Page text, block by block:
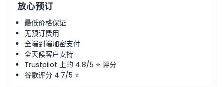
放心预订
最低价格保证
无预订费用
全端到端加密支付
全天候客户支持
Trustpilot 上的 4.8/5 ⭐ 评分
谷歌评分 4.7/5 ⭐